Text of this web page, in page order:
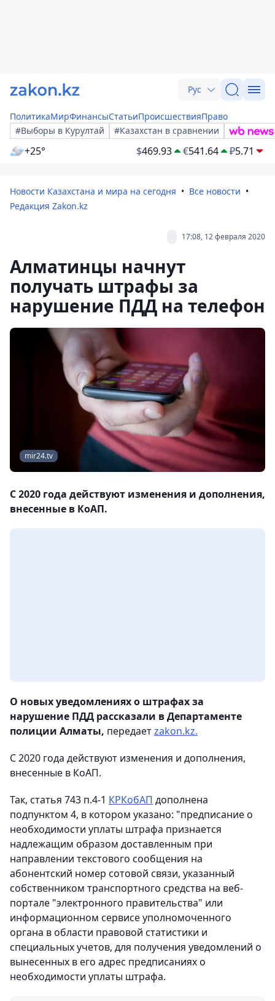
Рус
ПолитикаМирФинансыСтатьиПроисшествияПраво
#Выборы в Курултай
#Казахстан в сравнении
+25° $469.93 €541.64 ₽5.71
Новости Казахстана и мира на сегодня
Все новости
Редакция Zakon.kz
17:08, 12 февраля 2020
Алматинцы начнут
получать штрафы за
нарушение ПДД на телефон
mir24.tv
С 2020 года действуют изменения и дополнения,
внесенные в КоАП.
О новых уведомленияхо штрафах за
нарушение ПДД рассказали в Департаменте
полиции Алматы, передаетzakon.kz.
С 2020 года действуют изменения и дополнения,
внесенные в КоАП.
Так, статья 743 п.4-1 КРКобАП дополнена
подпунктом 4, в котором указано: "предписание о
необходимости уплаты штрафа признается
надлежащим образом доставленным при
направлении текстового сообщения на
абонентский номер сотовой связи, указанный
собственником транспортного средства на веб-
портале "электронного правительства" или
информационном сервисе уполномоченного
органа в области правовой статистики и
специальных учетов, для получения уведомлений о
вынесенных в его адрес предписаниях о
необходимости уплаты штрафа.